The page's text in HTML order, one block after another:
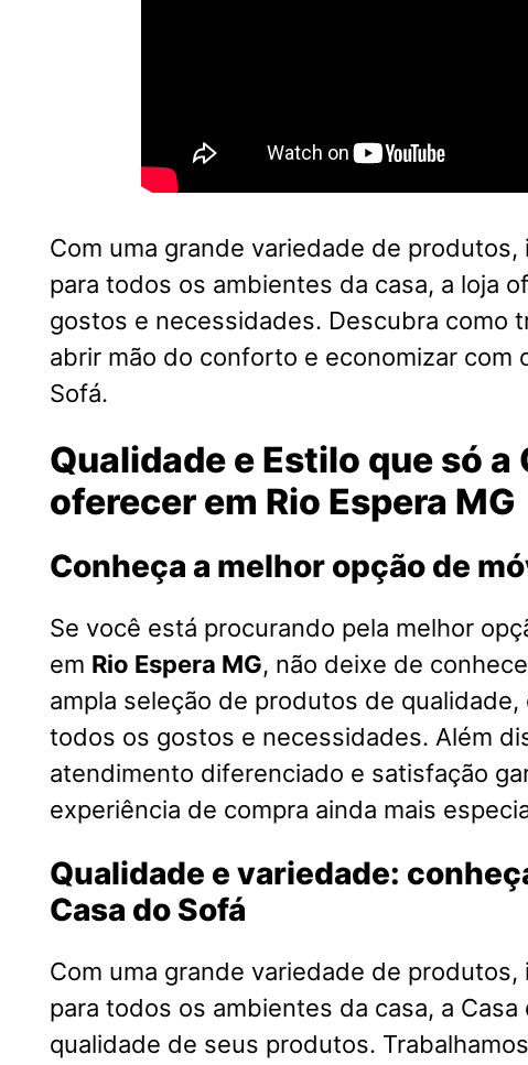
Com uma grande variedade de
para todos os ambientes da casa, a loja
gostos e necessidades. Descubra como
abrir mão do conforto e economizar com
Sofá.
Qualidade e Estilo que só a
oferecer em Rio Espera MG
Conheça a melhor opção de
Se você está procurando pela melhor
em Rio Espera MG, não deixe de
ampla seleção de produtos de
todos os gostos e necessidades. Além
atendimento diferenciado e satisfação
experiência de compra ainda mais
Qualidade e variedade:
Casa do Sofá
Com uma grande variedade de
para todos os ambientes da casa, a
qualidade de seus produtos.